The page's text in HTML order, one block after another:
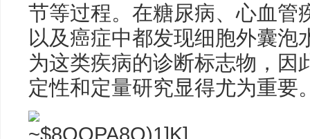
节等过程。在糖尿病、⼼⾎管
以及癌症中都发现细胞外囊
为这类疾病的诊断标志物，因
定性和定量研究显得尤为重要